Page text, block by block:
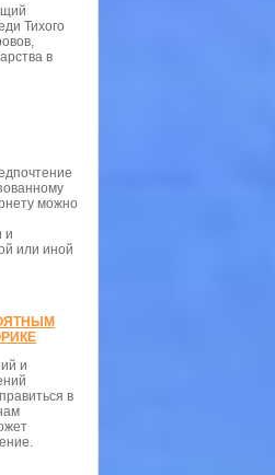
Тихого
в
можно
и
или иной
и
в